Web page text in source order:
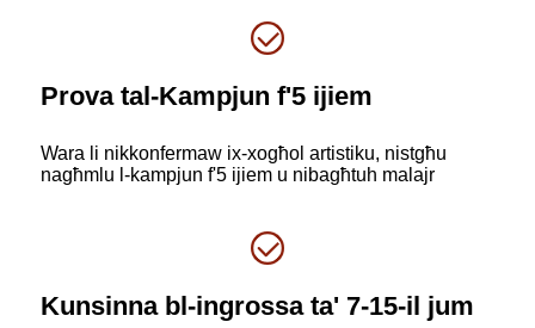
Prova tal-Kampjun f'5 ijiem
Wara li nikkonfermaw ix-xogħol artistiku, nistgħu
nagħmlu l-kampjun f'5 ijiem u nibagħtuh malajr
Kunsinna bl-ingrossa ta' 7-15-il jum